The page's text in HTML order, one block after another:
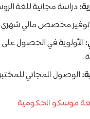
دراسة مجانية للغة
مخصص مالي شهري
الأولوية في الحصول
الوصول المجاني
موسكو الحكومية